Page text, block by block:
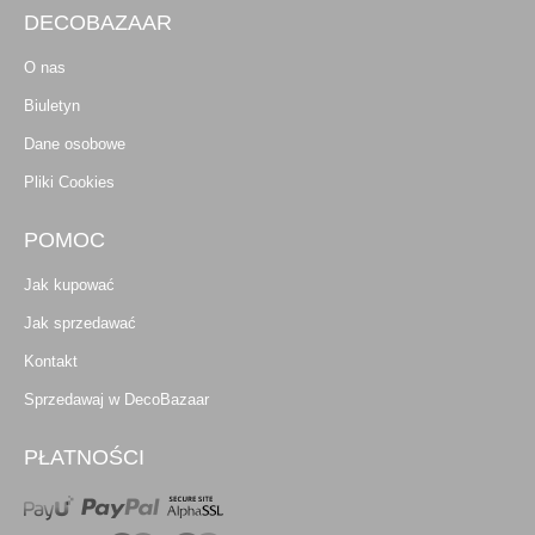
DECOBAZAAR
O nas
Biuletyn
Dane osobowe
Pliki Cookies
POMOC
Jak kupować
Jak sprzedawać
Kontakt
Sprzedawaj w DecoBazaar
PŁATNOŚCI